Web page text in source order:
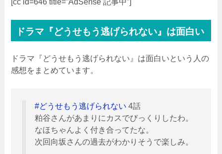
[cc id=646 title=”AdSense 記事中”]
ドラマ『どうせもう逃げられない』は面白い
ドラマ『どうせもう逃げられない』は面白いという人の
感想をまとめています。
#どうせもう逃げられない 4話
粕谷さんがあまりにカスでびっくりしたわ。
なほちゃんよく付き合ってたな。
次回向坂さんの過去がわかりそうで楽しみ。